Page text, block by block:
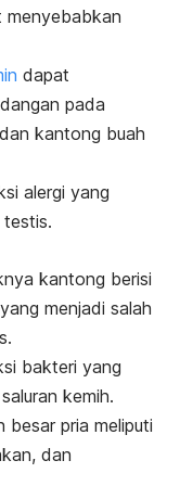
menyebabkan
dapat
pada
kantong buah
alergi yang
kantong berisi
menjadi salah
bakteri yang
kemih.
besar pria meliputi
dan